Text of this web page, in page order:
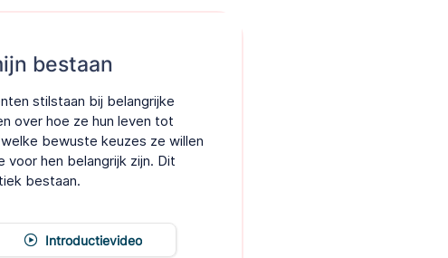
bestaan
stilstaan bij belangrijke
over hoe ze hun leven tot
bewuste keuzes ze willen
voor hen belangrijk zijn. Dit
bestaan.
Introductievideo